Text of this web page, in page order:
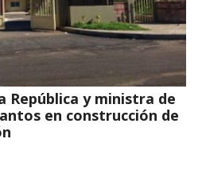
República y ministra de
en construcción de